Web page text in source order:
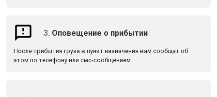
3. Оповещение о прибытии
После прибытия груза в пункт назначения вам сообщат об
этом по телефону или смс-сообщением.